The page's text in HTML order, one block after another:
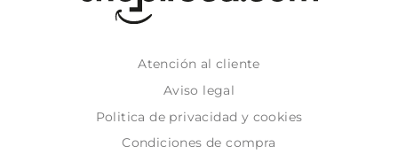
Atención al cliente
Aviso legal
Politica de privacidad y cookies
Condiciones de compra